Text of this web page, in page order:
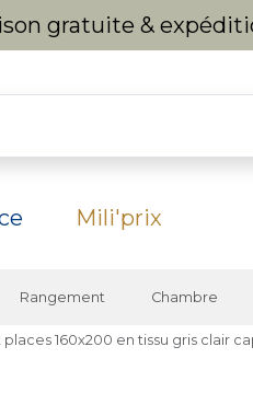
gratuite &
Mili'prix
Rangement Chambre
places 160x200 en tissu gris clair